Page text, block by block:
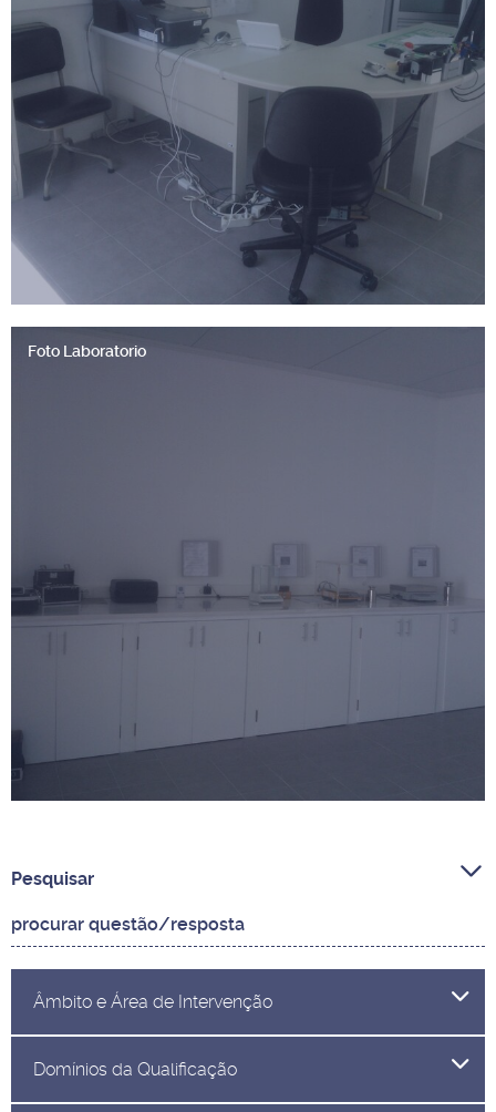
Foto Laboratorio
Pesquisar
Âmbito e Área de Intervenção
Domínios da Qualificação